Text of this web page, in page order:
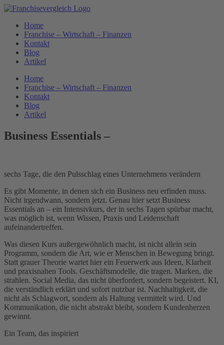
Zum
springenHome
Franchise – Wirtschaft – Finanzen
Kontakt
Blog
Artikel
Home
Franchise – Wirtschaft – Finanzen
Kontakt
Blog
Artikel
Business Essentials –
sechs Tage, die den Pulsschlag eines Unternehmens verändern
Es gibt Momente, in denen sich ein Business neu erfinden muss.
Nicht irgendwann, sondern jetzt. Genau hier setzt Business
Essentials an – ein Intensivkurs, der in sechs Tagen spürbar macht,
was möglich ist, wenn Wissen, Praxis und Leidenschaft
aufeinandertreffen.
Was diesen Kurs außergewöhnlich macht, ist nicht allein sein
Programm, sondern die Art, wie er Menschen in Bewegung bringt.
Statt grauer Theorie wartet hier ein Feuerwerk aus Ideen, Klarheit
und praxisnahen Tools. Geschäftsmodelle, die tragen. Marken, die
strahlen. Social Media, das nicht überfordert, sondern begeistert. KI,
die verständlich erklärt und sofort nutzbar ist. Nachhaltigkeit, die
nicht als Schlagwort, sondern als Haltung vermittelt wird. Und
Kommunikation, die nicht abstrakt bleibt, sondern Kundenherzen
gewinnt.
Ein Team, das inspiriert